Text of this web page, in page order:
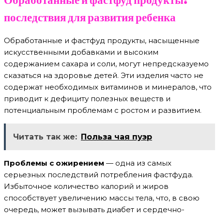
последствия для развития ребенка
Обработанные и фастфуд продукты, насыщенные
искусственными добавками и высоким
содержанием сахара и соли, могут непредсказуемо
сказаться на здоровье детей. Эти изделия часто не
содержат необходимых витаминов и минералов, что
приводит к дефициту полезных веществ и
потенциальным проблемам с ростом и развитием.
Читать так же: Польза чая пуэр
Проблемы с ожирением — одна из самых
серьезных последствий потребления фастфуда.
Избыточное количество калорий и жиров
способствует увеличению массы тела, что, в свою
очередь, может вызывать диабет и сердечно-